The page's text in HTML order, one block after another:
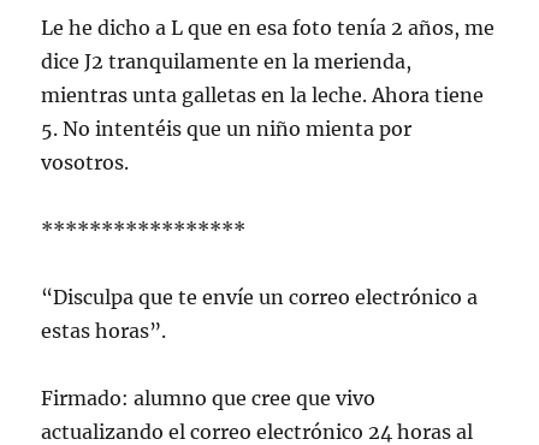
Le he dicho a L que en esa foto tenía 2 años, me
dice J2 tranquilamente en la merienda,
mientras unta galletas en la leche. Ahora tiene
5. No intentéis que un niño mienta por
vosotros.
*****************
“Disculpa que te envíe un correo electrónico a
estas horas”.
Firmado: alumno que cree que vivo
actualizando el correo electrónico 24 horas al